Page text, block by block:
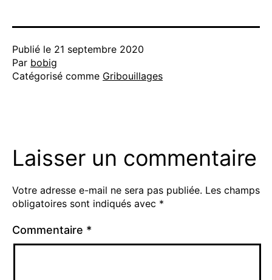
Publié le 21 septembre 2020
Par bobig
Catégorisé comme Gribouillages
Laisser un commentaire
Votre adresse e-mail ne sera pas publiée. Les champs
obligatoires sont indiqués avec *
Commentaire *